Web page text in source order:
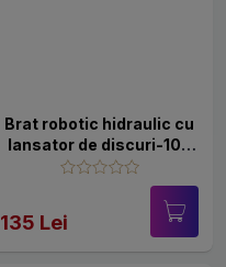
Brat robotic hidraulic cu
lansator de discuri-106
piese
135 Lei